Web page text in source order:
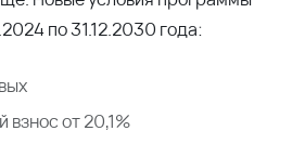
по 31.12.2030 года:
от 20,1%